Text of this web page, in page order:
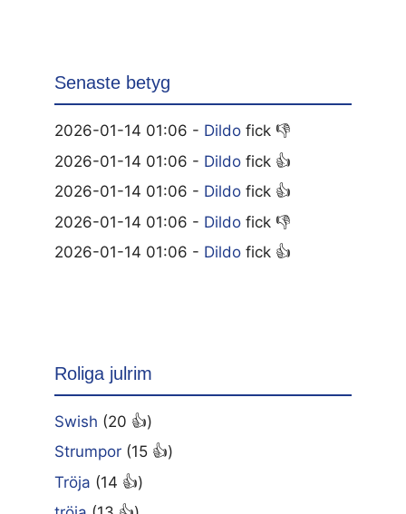
Senaste betyg
2026-01-14 01:06 - Dildo fick 👎
2026-01-14 01:06 - Dildo fick 👍
2026-01-14 01:06 - Dildo fick 👍
2026-01-14 01:06 - Dildo fick 👎
2026-01-14 01:06 - Dildo fick 👍
Roliga julrim
Swish (20 👍)
Strumpor (15 👍)
Tröja (14 👍)